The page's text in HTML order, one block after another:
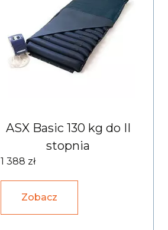
ASX Basic 130 kg do II
stopnia
1 388 zł
Zobacz